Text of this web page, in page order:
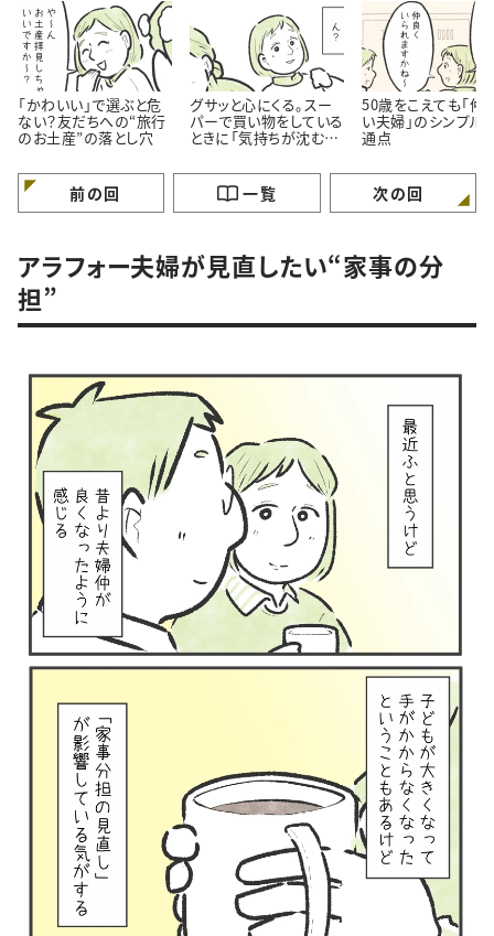
「かわいい」で選ぶと危
ない？友だちへの“旅行
のお土産”の落とし穴
グサッと心にくる。スー
パーで買い物をしている
ときに「気持ちが沈む瞬
すか？
50歳をこえても「仲
い夫婦」のシンプル
通点
前の回 一覧 次の回
アラフォー夫婦が見直したい“家事の分
担”